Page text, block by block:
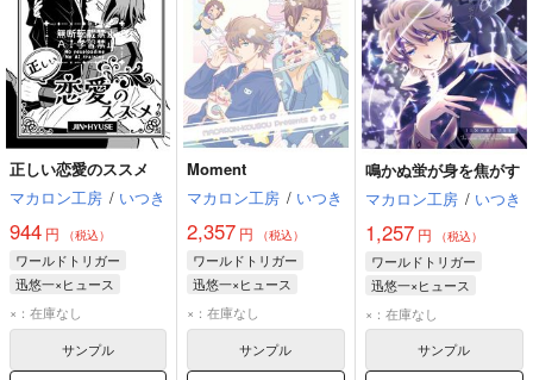
正しい恋愛のススメ
マカロン工房 / いつき
944 円 （税込）
ワールドトリガー
迅悠一×ヒュース
迅悠一
ヒュース
×：在庫なし
サンプル
Moment
マカロン工房 / いつき
2,357 円 （税込）
ワールドトリガー
迅悠一×ヒュース
迅悠一
ヒュース
×：在庫なし
サンプル
鳴かぬ蛍が身を焦がす
マカロン工房 / いつき
1,257円 （税込）
ワールドトリガー
迅悠一×ヒュース
迅悠一
ヒュース
×：在庫なし
サンプル